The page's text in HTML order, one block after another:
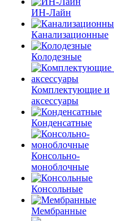
ИН-Лайн
Канализационные
Колодезные
Комплектующие и
аксессуары
Конденсатные
Консольно-
моноблочные
Консольные
Мембранные